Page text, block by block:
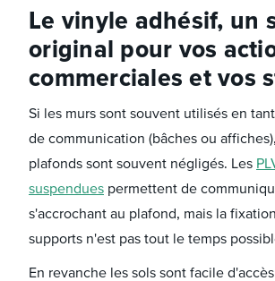
Le vinyle adhésif, un
original pour vos
commerciales et vos
Si les murs sont souvent utilisés en
de communication (bâches ou
plafonds sont souvent négligés. Les
suspendues permettent de
s'accrochant au plafond, mais la
supports n'est pas tout le temps
En revanche les sols sont facile